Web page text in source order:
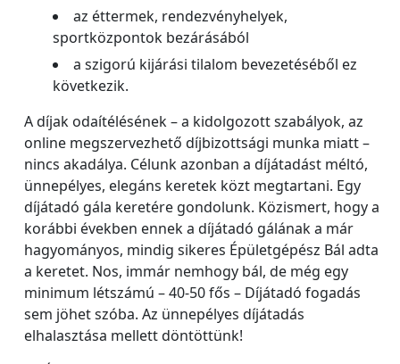
az éttermek, rendezvényhelyek,
sportközpontok bezárásából
a szigorú kijárási tilalom bevezetéséből ez
következik.
A díjak odaítélésének – a kidolgozott szabályok, az
online megszervezhető díjbizottsági munka miatt –
nincs akadálya. Célunk azonban a díjátadást méltó,
ünnepélyes, elegáns keretek közt megtartani. Egy
díjátadó gála keretére gondolunk. Közismert, hogy a
korábbi években ennek a díjátadó gálának a már
hagyományos, mindig sikeres Épületgépész Bál adta
a keretet. Nos, immár nemhogy bál, de még egy
minimum létszámú – 40-50 fős – Díjátadó fogadás
sem jöhet szóba. Az ünnepélyes díjátadás
elhalasztása mellett döntöttünk!